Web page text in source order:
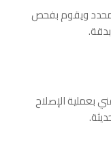
ويقوم بفحص
بعملية الإصلاح